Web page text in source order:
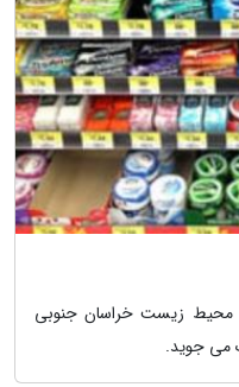
محیط زیست خراسان جنوبی
می جوید.